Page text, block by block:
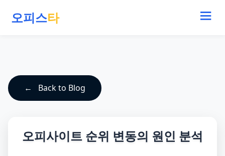
오피스타
Back to Blog
오피사이트 순위 변동의 원인 분석